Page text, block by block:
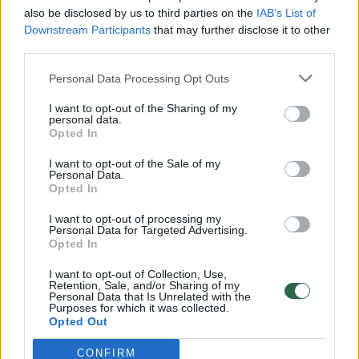
also be disclosed by us to third parties on the IAB’s List of
Downstream Participants that may further disclose it to other
Personal Data Processing Opt Outs
I want to opt-out of the Sharing of my
personal data.
Opted In
I want to opt-out of the Sale of my
Personal Data.
Opted In
I want to opt-out of processing my
Personal Data for Targeted Advertising.
Opted In
I want to opt-out of Collection, Use,
Retention, Sale, and/or Sharing of my
Personal Data that Is Unrelated with the
Purposes for which it was collected.
Opted Out
CONFIRM
Žinios | Lietuvos diena
00:00:30
Vaizdai iš tragiškos avarijos Vilniaus r.: dviejų moterų ir
vaiko gyvybių išgelbėti nepavyko
Žinios | Lietuvos diena
00:00:59
Nufilmavo, kaip patvino Vilniaus Vakarinis aplinkkelis:
Žinios | Lietuvos diena
„Pagarba pirmajai premjerei“: pasidalijo jautriais
prisiminimais apie Kazimierą Prunskienę
Žinios